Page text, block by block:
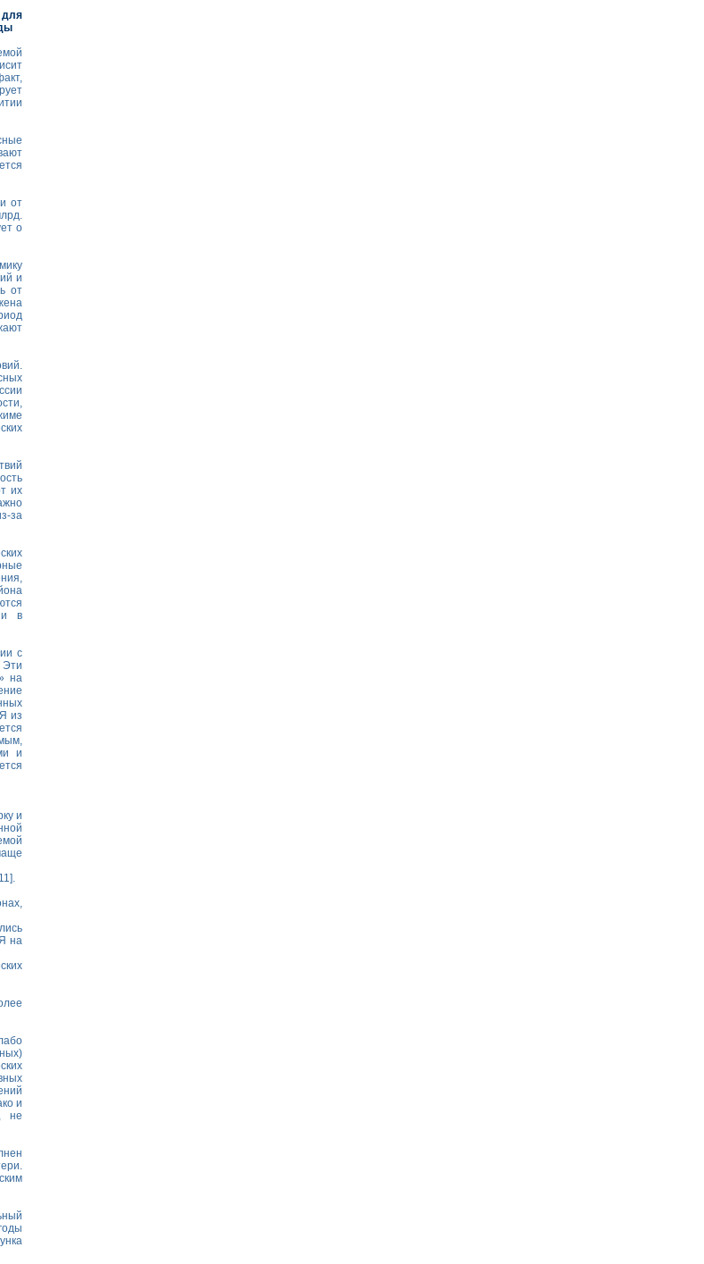
от
о
и
от
их
за
и в
с
Эти
на
из
и
и
на
и
не